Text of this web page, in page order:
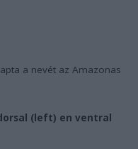
a nevét az Amazonas